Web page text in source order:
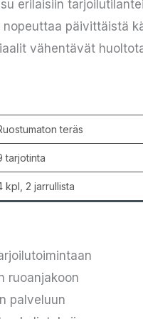
erilaisiin
nopeuttaa päivittäistä
vähentävät
teräs
tarjotinta
kpl, 2 jarrullista
ruoanjakoon
palveluun